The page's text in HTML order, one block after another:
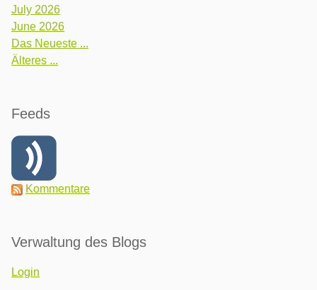
July 2026
June 2026
Das Neueste ...
Älteres ...
Feeds
Kommentare
Verwaltung des Blogs
Login